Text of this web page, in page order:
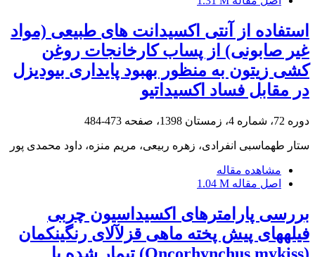
استفاده از آنتی اکسیدانت های طبیعی (مواد
غیر صابونی) از پساب کارخانجات روغن
کشی زیتون به منظور بهبود پایداری بیودیزل
در مقابل فساد اکسیداتیو
دوره 72، شماره 4، زمستان 1398، صفحه 473-484
ستار طهماسبی انفرادی، زهره ربیعی، مریم منزه، داود محمدی پور
مشاهده مقاله
اصل مقاله 1.04 M
بررسی پارامترهای اکسیداسیون چربی
فیلههای پیش پخته ماهی قزلآلای رنگینکمان